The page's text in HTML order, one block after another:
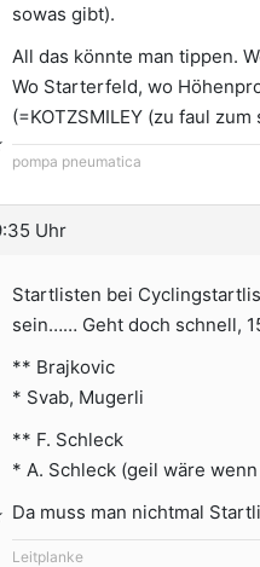
sowas gibt).
All das könnte man tippen.
Wo Starterfeld, wo
(=KOTZSMILEY (zu faul zum
pompa pneumatica
Uhr
Startlisten bei
sein…… Geht doch schnell,
** Brajkovic
* Svab, Mugerli
** F. Schleck
* A. Schleck (geil wäre
Da muss man nichtmal
Leitplanke